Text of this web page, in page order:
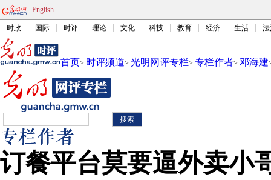
English
时政 国际 时评 理论 文化 科技 教育 经济 生活
首页> 时评频道> 光明网评专栏> 专栏作者> 邓海建
订餐平台莫要逼外卖小